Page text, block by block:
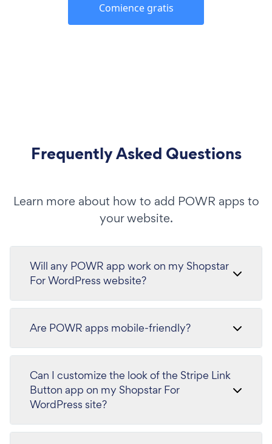
Comience gratis
Frequently Asked Questions
Learn more about how to add POWR apps to
your website.
Will any POWR app work on my Shopstar
For WordPress website?
Are POWR apps mobile-friendly?
Can I customize the look of the Stripe Link
Button app on my Shopstar For
WordPress site?